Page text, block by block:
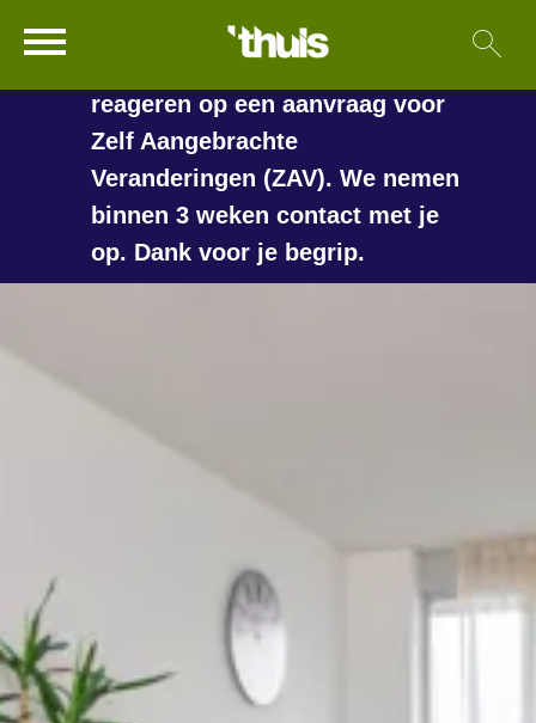
Naar hoofdinhoud
Naar hoofdnavigatiemenu
Naar zoeken
Naar de homepage
Ga naar Hoofd
langer duren voordat we
reageren op een aanvraag voor
Zelf Aangebrachte
Veranderingen (ZAV). We nemen
binnen 3 weken contact met je
op. Dank voor je begrip.